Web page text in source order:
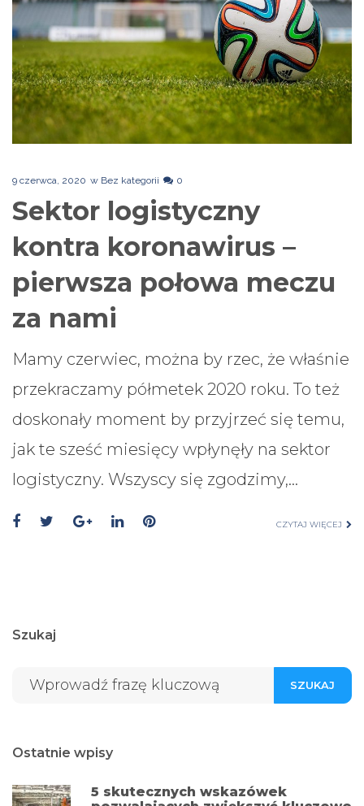
9 czerwca, 2020 w Bez kategorii 0
Sektor logistyczny
kontra koronawirus –
pierwsza połowa meczu
za nami
Mamy czerwiec, można by rzec, że właśnie
przekraczamy półmetek 2020 roku. To też
doskonały moment by przyjrzeć się temu,
jak te sześć miesięcy wpłynęły na sektor
logistyczny. Wszyscy się zgodzimy,…
CZYTAJ WIĘCEJ
Szukaj
SZUKAJ
Ostatnie wpisy
5 skutecznych wskazówek